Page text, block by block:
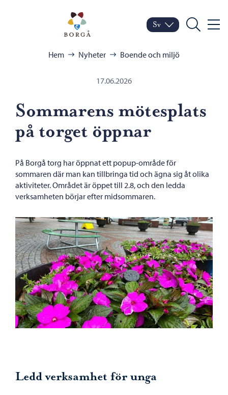
Porvoo – Gå till
Byt språk
Nuvarande språk:
Sv
Sök Meny
Hem Nyheter Boende och miljö
17.06.2026
Sommarens mötesplats
på torget öppnar
På Borgå torg har öppnat ett popup-område för
sommaren där man kan tillbringa tid och ägna sig åt olika
aktiviteter. Området är öppet till 2.8, och den ledda
verksamheten börjar efter midsommaren.
Ledd verksamhet för unga